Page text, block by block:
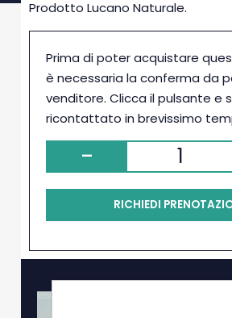
Prodotto Lucano Naturale.
Prima di poter acquistare
è necessaria la conferma da
venditore. Clicca il pulsante e
ricontattato in brevissimo
-
RICHIEDI